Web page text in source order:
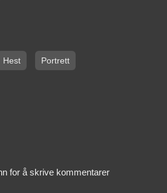
Hest Portrett
for å skrive kommentarer